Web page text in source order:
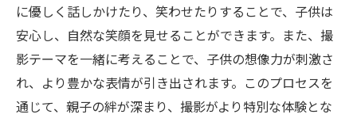
セルフフォトスタジオでの自由な表現の可
能性
変化を楽しむためのカメラ設定の工夫
小さな子供向け集中力を保つ撮影トリック
に優しく話しかけたり、笑わせたりすることで、子供は
安心し、自然な笑顔を見せることができます。また、撮
影テーマを一緒に考えることで、子供の想像力が刺激さ
れ、より豊かな表情が引き出されます。このプロセスを
通じて、親子の絆が深まり、撮影がより特別な体験とな